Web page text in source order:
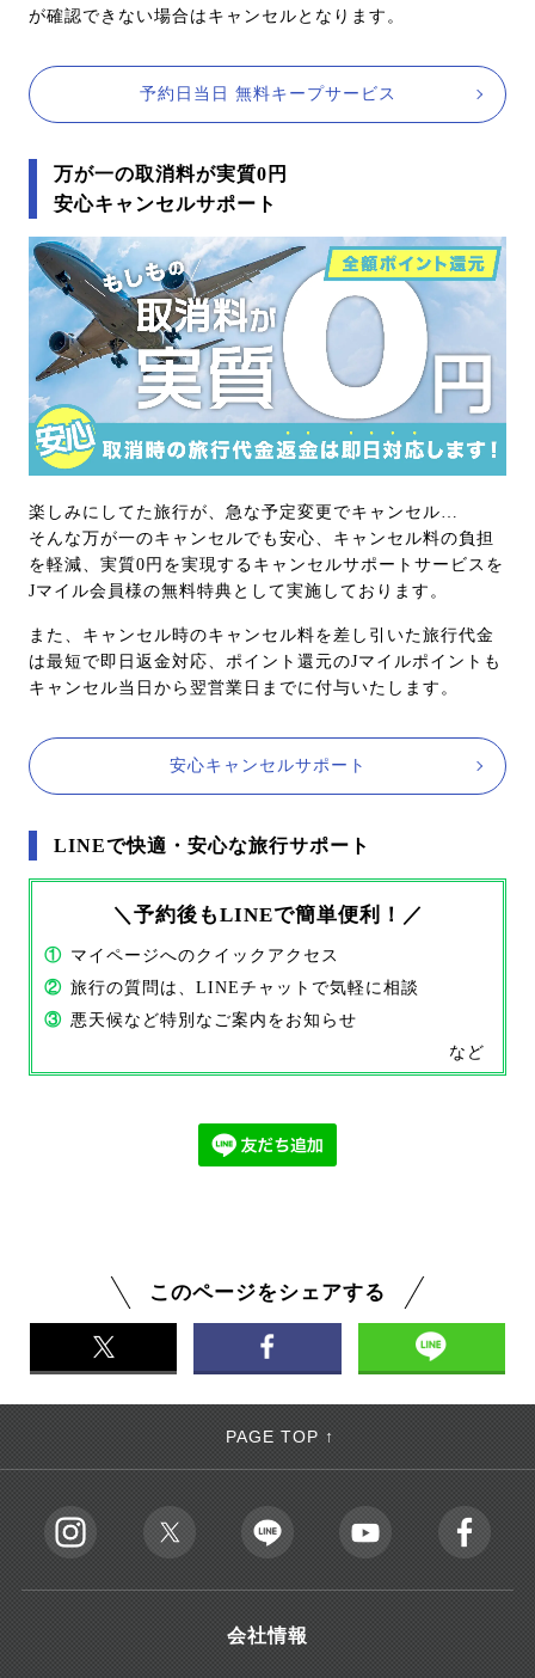
が確認できない場合はキャンセルとなります。
予約日当日 無料キープサービス
万が一の取消料が実質0円
安心キャンセルサポート
楽しみにしてた旅行が、急な予定変更でキャンセル…
そんな万が一のキャンセルでも安心、キャンセル料の負担
を軽減、実質0円を実現するキャンセルサポートサービスを
Jマイル会員様の無料特典として実施しております。
また、キャンセル時のキャンセル料を差し引いた旅行代金
は最短で即日返金対応、ポイント還元のJマイルポイントも
キャンセル当日から翌営業日までに付与いたします。
安心キャンセルサポート
LINEで快適・安心な旅行サポート
＼予約後もLINEで簡単便利！／
① マイページへのクイックアクセス
② 旅行の質問は、LINEチャットで気軽に相談
③ 悪天候など特別なご案内をお知らせ
など
このページをシェアする
PAGE TOP ↑
会社情報